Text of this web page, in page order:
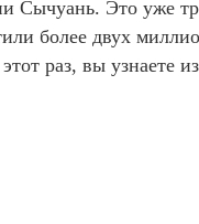
Сычуань. Это уже
более двух
раз, вы узнаете